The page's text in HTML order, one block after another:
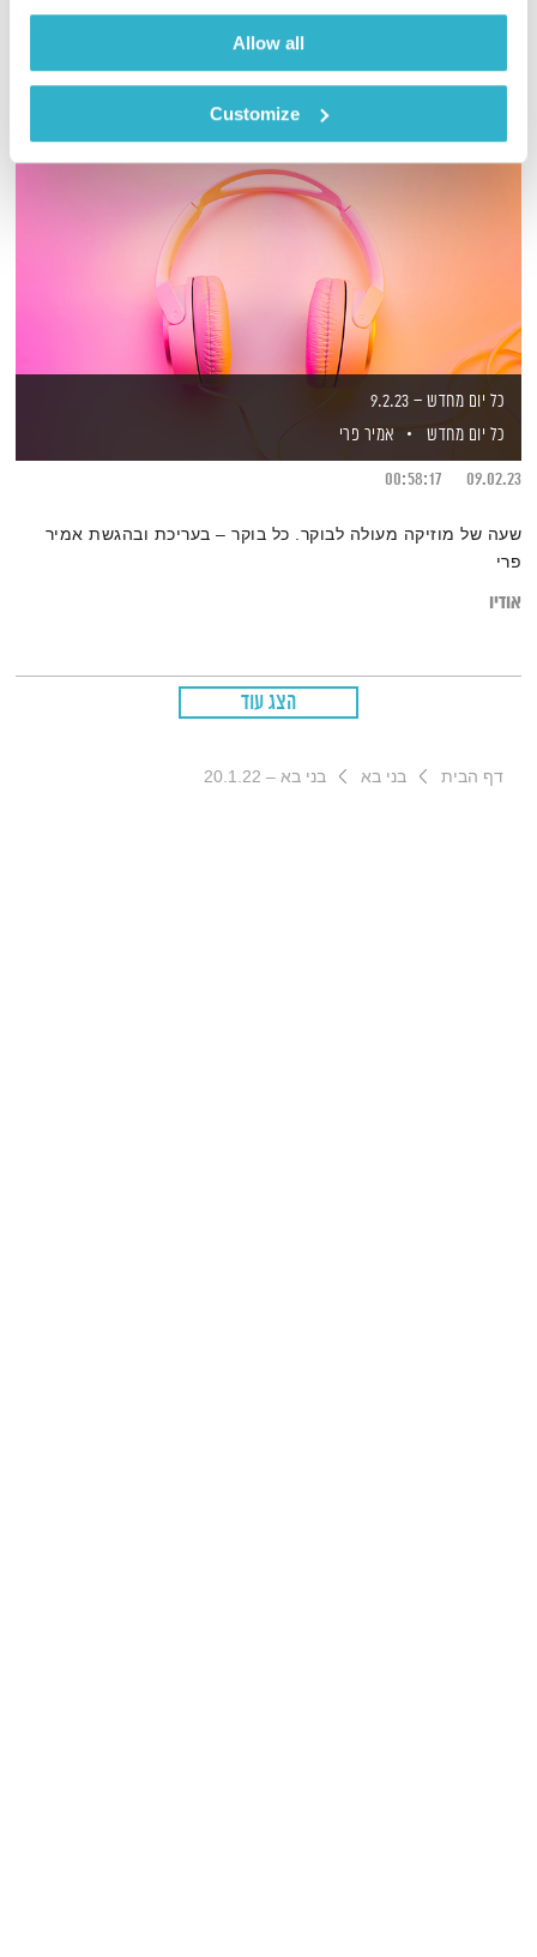
Allow all
Customize
כל יום מחדש – 9.2.23
כל יום מחדש
אמיר פרי
09.02.23
00:58:17
שעה של מוזיקה מעולה לבוקר. כל בוקר – בעריכת ובהגשת אמיר
פרי
אודיו
הצג עוד
דף הבית בני בא בני בא – 20.1.22